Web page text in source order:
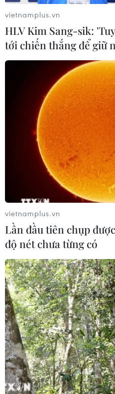
#Trưởng Ban Tổ chức Trung
#Ngày hội Đại đoàn kết
#Quỹ vì người nghèo
Theo dõi VietnamPlus
TIN LIÊN QUAN
vietnamplus.vn
HLV Kim Sang-sik:
tới chiến thắng để giữ
vietnamplus.vn
Lần đầu tiên chụp
độ nét chưa từng có